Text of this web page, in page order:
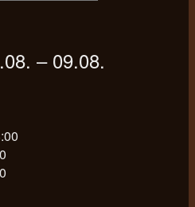
– 09.08.